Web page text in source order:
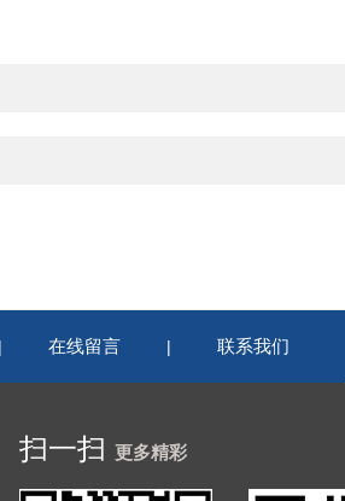
在线留言 | 联系我们
扫一扫 更多精彩